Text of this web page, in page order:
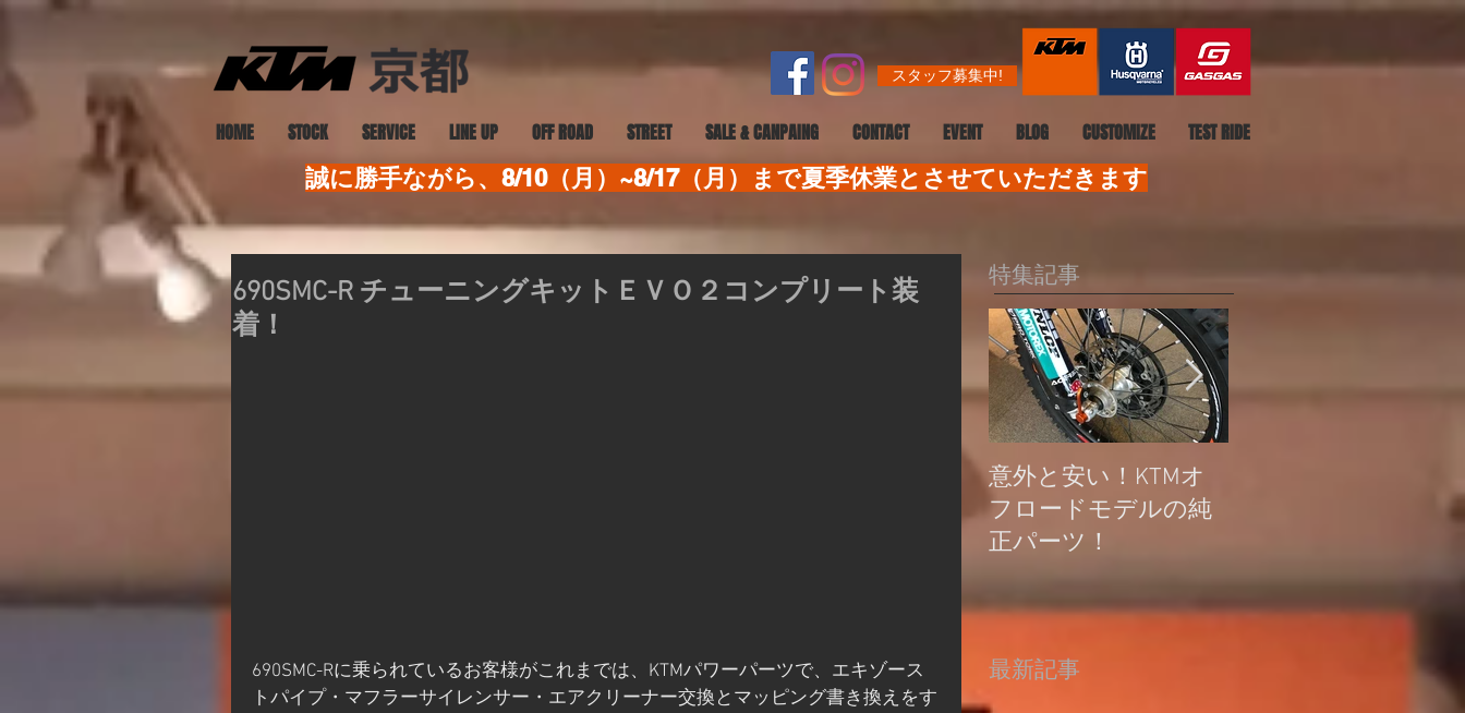
スタッフ募集中!
HOME STOCK SERVICE LINE UP OFF ROAD STREET SALE & CANPAING CONTACT EVENT BLOG CUSTOMIZE TEST RIDE
誠に勝手ながら、8/10（月）~8/17（月）まで夏季休業とさせていただきます
690SMC-R チューニングキットＥＶＯ２コンプリート装
着！
690SMC-Rに乗られているお客様がこれまでは、KTMパワーパーツで、エキゾース
トパイプ・マフラーサイレンサー・エアクリーナー交換とマッピング書き換えをす
特集記事
意外と安い！KTMオ
フロードモデルの純
正パーツ！
最新記事